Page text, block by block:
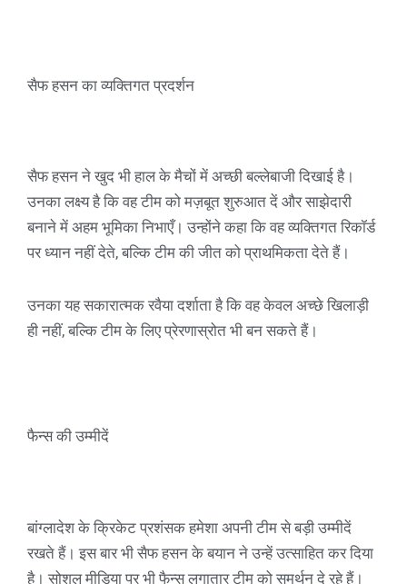
सैफ हसन का व्यक्तिगत प्रदर्शन
सैफ हसन ने खुद भी हाल के मैचों में अच्छी बल्लेबाजी दिखाई है।
उनका लक्ष्य है कि वह टीम को मज़बूत शुरुआत दें और साझेदारी
बनाने में अहम भूमिका निभाएँ। उन्होंने कहा कि वह व्यक्तिगत रिकॉर्ड
पर ध्यान नहीं देते, बल्कि टीम की जीत को प्राथमिकता देते हैं।
उनका यह सकारात्मक रवैया दर्शाता है कि वह केवल अच्छे खिलाड़ी
ही नहीं, बल्कि टीम के लिए प्रेरणास्रोत भी बन सकते हैं।
फैन्स की उम्मीदें
बांग्लादेश के क्रिकेट प्रशंसक हमेशा अपनी टीम से बड़ी उम्मीदें
रखते हैं। इस बार भी सैफ हसन के बयान ने उन्हें उत्साहित कर दिया
है। सोशल मीडिया पर भी फैन्स लगातार टीम को समर्थन दे रहे हैं।